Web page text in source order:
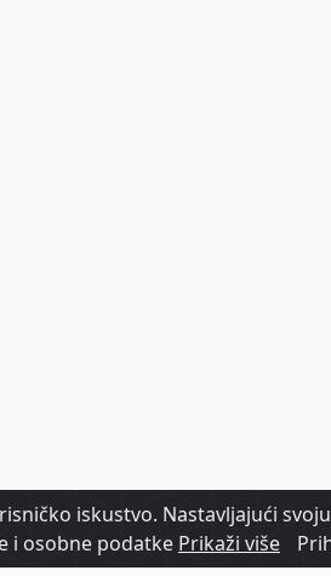
iskustvo. Nastavljajući
i osobne podatke Prikaži više